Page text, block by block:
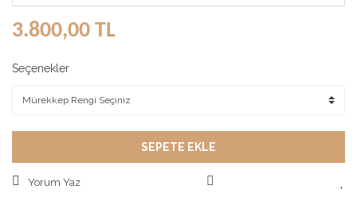
3.800,00 TL
Seçenekler
SEPETE EKLE
Yorum Yaz